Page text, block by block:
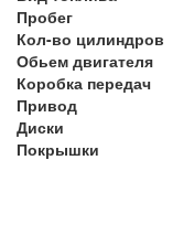
Пробег
Кол-во цилиндров
Обьем двигателя
Коробка передач
Привод
Диски
Покрышки